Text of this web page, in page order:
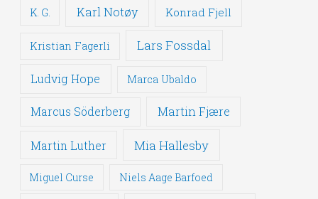
K. G. Karl Notøy Konrad Fjell
Kristian Fagerli Lars Fossdal
Ludvig Hope Marca Ubaldo
Marcus Söderberg Martin Fjære
Martin Luther Mia Hallesby
Miguel Curse Niels Aage Barfoed